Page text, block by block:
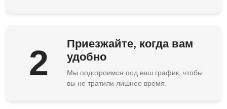
2
Приезжайте, когда вам
удобно
Мы подстроимся под ваш график, чтобы
вы не тратили лишнее время.